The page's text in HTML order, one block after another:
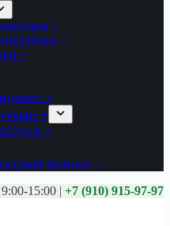
+
+
+
+
+
+
техники +
д.113
15:00 | +7 (910) 915-97-97